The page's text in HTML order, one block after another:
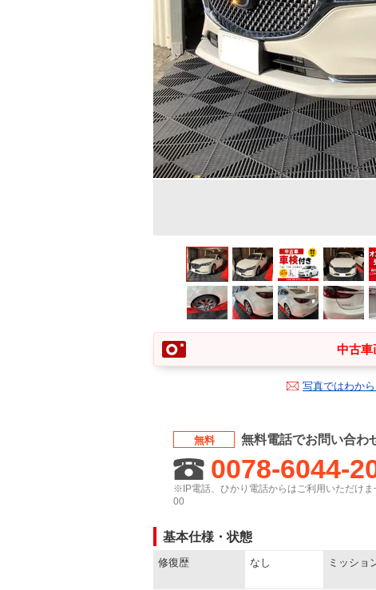
中古車
写真ではわか
無料 無料電話でお問い合わ
0078-6044-
※IP電話、ひかり電話からはご利用いただけま
00
基本仕様・状態
修復歴 なし ミッショ